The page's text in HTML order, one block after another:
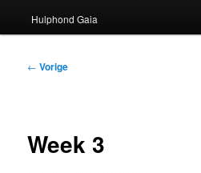
Hulphond Gaia
Bericht
← Vorige
Week 3